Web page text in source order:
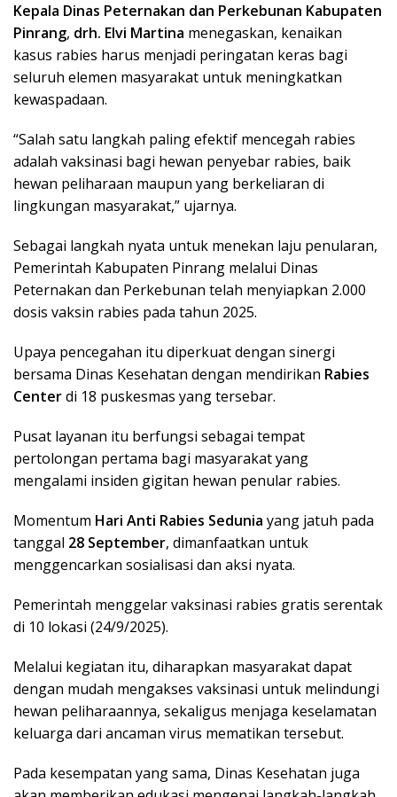
Kepala Dinas Peternakan dan Perkebunan Kabupaten
Pinrang, drh. Elvi Martina menegaskan, kenaikan
kasus rabies harus menjadi peringatan keras bagi
seluruh elemen masyarakat untuk meningkatkan
kewaspadaan.
“Salah satu langkah paling efektif mencegah rabies
adalah vaksinasi bagi hewan penyebar rabies, baik
hewan peliharaan maupun yang berkeliaran di
lingkungan masyarakat,” ujarnya.
Sebagai langkah nyata untuk menekan laju penularan,
Pemerintah Kabupaten Pinrang melalui Dinas
Peternakan dan Perkebunan telah menyiapkan 2.000
dosis vaksin rabies pada tahun 2025.
Upaya pencegahan itu diperkuat dengan sinergi
bersama Dinas Kesehatan dengan mendirikan Rabies
Centerdi 18 puskesmas yang tersebar.
Pusat layanan itu berfungsi sebagai tempat
pertolongan pertama bagi masyarakat yang
mengalami insiden gigitan hewan penular rabies.
Momentum Hari Anti Rabies Sedunia yang jatuh pada
tanggal 28 September, dimanfaatkan untuk
menggencarkan sosialisasi dan aksi nyata.
Pemerintah menggelar vaksinasi rabies gratis serentak
di 10 lokasi (24/9/2025).
Melalui kegiatan itu, diharapkan masyarakat dapat
dengan mudah mengakses vaksinasi untuk melindungi
hewan peliharaannya, sekaligus menjaga keselamatan
keluarga dari ancaman virus mematikan tersebut.
Pada kesempatan yang sama, Dinas Kesehatan juga